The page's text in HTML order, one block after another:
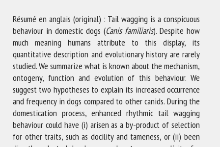
Résumé en anglais (original) : Tail wagging is a conspicuous
behaviour in domestic dogs (Canis familiaris). Despite how
much meaning humans attribute to this display, its
quantitative description and evolutionary history are rarely
studied. We summarize what is known about the mechanism,
ontogeny, function and evolution of this behaviour. We
suggest two hypotheses to explain its increased occurrence
and frequency in dogs compared to other canids. During the
domestication process, enhanced rhythmic tail wagging
behaviour could have (i) arisen as a by-product of selection
for other traits, such as docility and tameness, or (ii) been